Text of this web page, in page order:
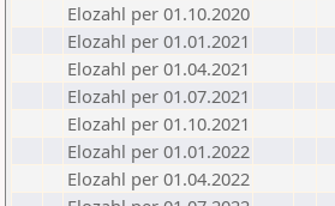
Elozahl per 01.10.2020
Elozahl per 01.01.2021
Elozahl per 01.04.2021
Elozahl per 01.07.2021
Elozahl per 01.10.2021
Elozahl per 01.01.2022
Elozahl per 01.04.2022